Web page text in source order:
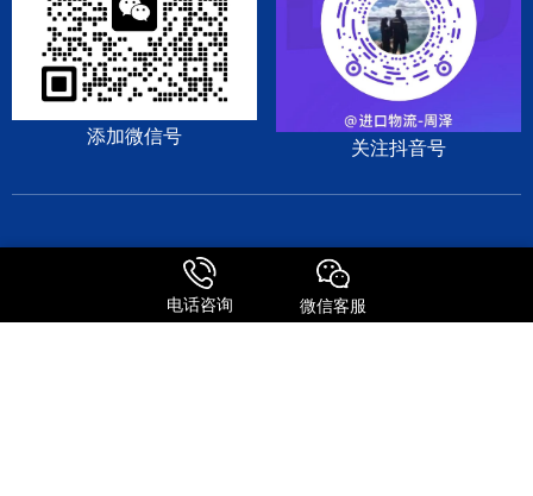
添加微信号 关注抖音号
日本专线美国专线
电话咨询 微信客服